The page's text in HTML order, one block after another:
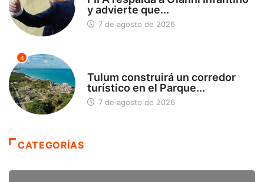
y advierte que...
7 de agosto de 2026
4
Tulum construirá un corredor
turístico en el Parque...
7 de agosto de 2026
CATEGORÍAS